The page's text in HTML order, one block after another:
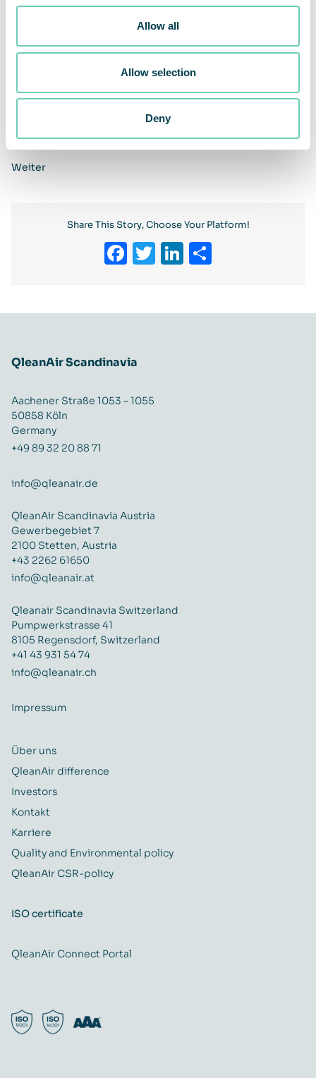
Allow all
Allow selection
Deny
Zurück
Weiter
Share This Story, Choose Your Platform!
Facebook
Twitter
LinkedIn
QleanAir Scandinavia
Aachener Straße 1053 – 1055
50858 Köln
Germany
+49 89 32 20 88 71
info@qleanair.de
QleanAir Scandinavia Austria
Gewerbegebiet 7
2100 Stetten, Austria
+43 2262 61650
info@qleanair.at
Qleanair Scandinavia Switzerland
Pumpwerkstrasse 41
8105 Regensdorf, Switzerland
+41 43 931 54 74
info@qleanair.ch
Impressum
Über uns
QleanAir difference
Investors
Kontakt
Karriere
Quality and Environmental policy
QleanAir CSR-policy
ISO certificate
QleanAir Connect Portal